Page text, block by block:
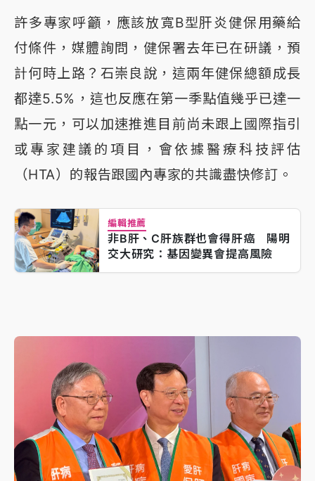
許多專家呼籲，應該放寬B型肝炎健保用藥給
付條件，媒體詢問，健保署去年已在研議，預
計何時上路？石崇良說，這兩年健保總額成長
都達5.5%，這也反應在第一季點值幾乎已達一
點一元，可以加速推進目前尚未跟上國際指引
或專家建議的項目，會依據醫療科技評估
（HTA）的報告跟國內專家的共識盡快修訂。
編輯推薦
非B肝、C肝族群也會得肝癌 陽明
交大研究：基因變異會提高風險